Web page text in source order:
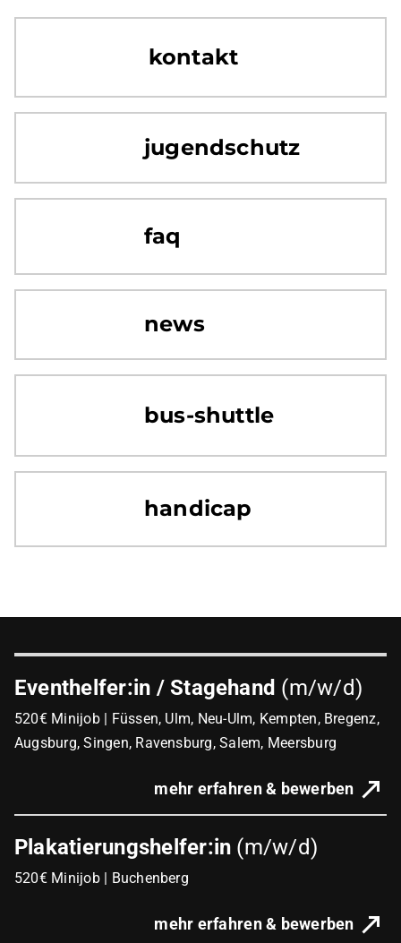
kontakt
jugendschutz
faq
news
bus-shuttle
handicap
Eventhelfer:in / Stagehand (m/w/d)
520€ Minijob | Füssen, Ulm, Neu-Ulm, Kempten, Bregenz,
Augsburg, Singen, Ravensburg, Salem, Meersburg
mehr erfahren & bewerben
Plakatierungshelfer:in (m/w/d)
520€ Minijob | Buchenberg
mehr erfahren & bewerben